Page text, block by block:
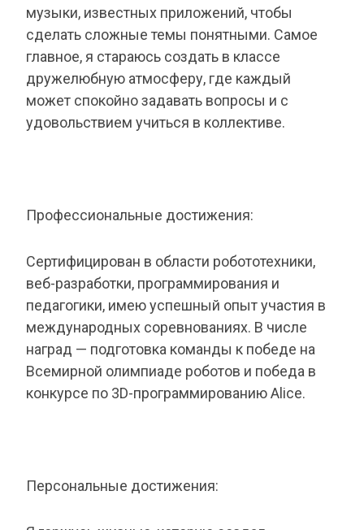
музыки, известных приложений, чтобы
сделать сложные темы понятными. Самое
главное, я стараюсь создать в классе
дружелюбную атмосферу, где каждый
может спокойно задавать вопросы и с
удовольствием учиться в коллективе.
Профессиональные достижения:
Сертифицирован в области робототехники,
веб-разработки, программирования и
педагогики, имею успешный опыт участия в
международных соревнованиях. В числе
наград — подготовка команды к победе на
Всемирной олимпиаде роботов и победа в
конкурсе по 3D-программированию Alice.
Персональные достижения: